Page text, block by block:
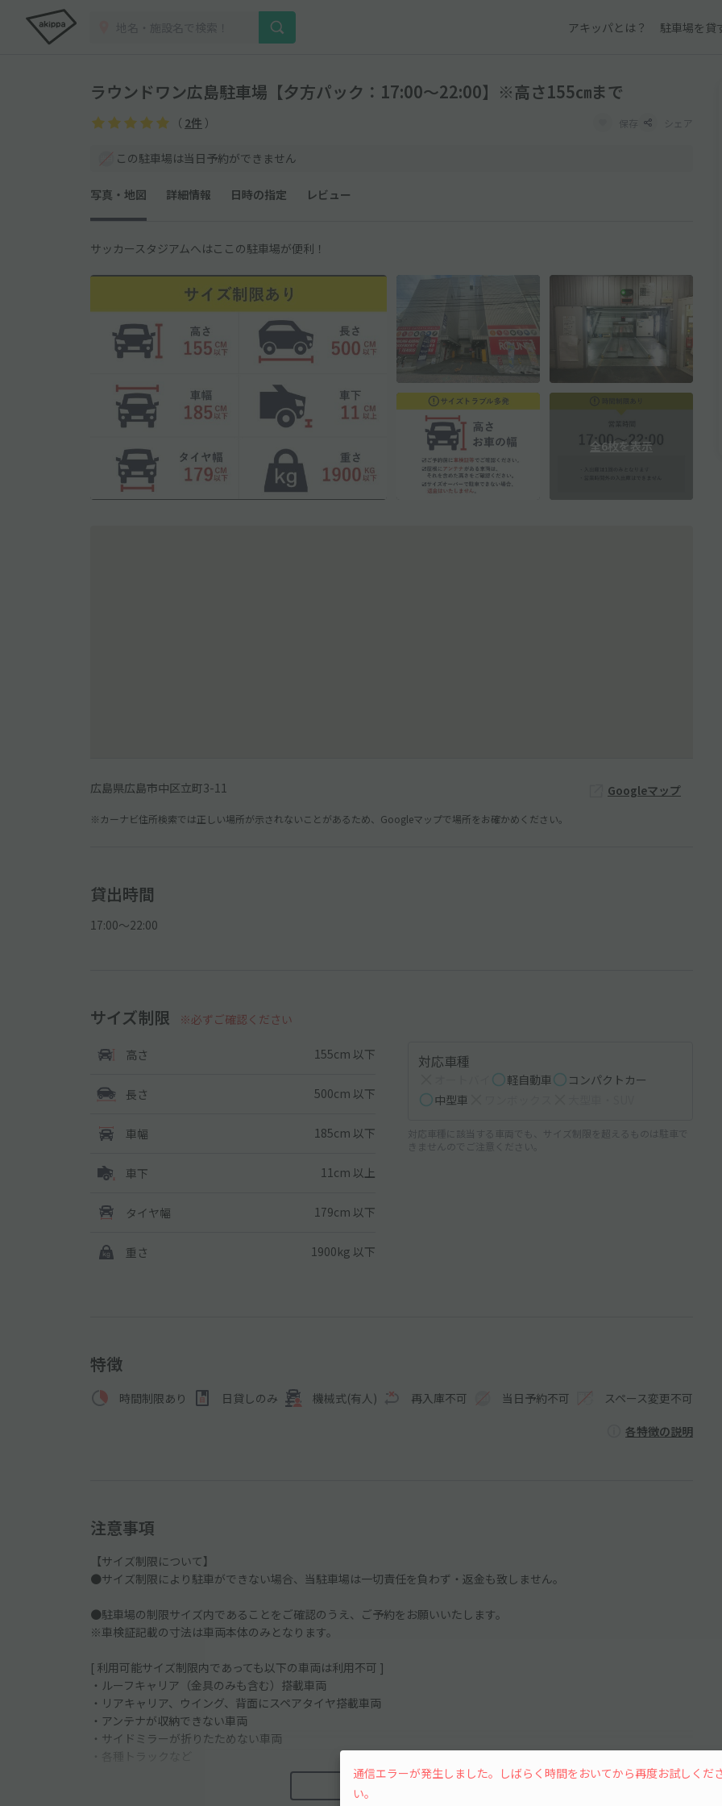
アキッパとは？ 駐車場を貸
ラウンドワン広島駐車場【夕方パック：17:00～22:00】※高さ155㎝まで
（ 2件 ） 保存 シェア
この駐車場は当日予約ができません
写真・地図 詳細情報 日時の指定 レビュー
サッカースタジアムへはここの駐車場が便利！
全6枚を表示
広島県広島市中区立町3-11 Googleマップ
※カーナビ住所検索では正しい場所が示されないことがあるため、Googleマップで場所をお確かめください。
貸出時間
17:00〜22:00
サイズ制限 ※必ずご確認ください
高さ 155cm 以下
長さ 500cm 以下
車幅 185cm 以下
車下 11cm 以上
タイヤ幅 179cm 以下
重さ 1900kg 以下
対応車種
軽自動車
コンパクトカー
中型車
対応車種に該当する車両でも、サイズ制限を超えるものは駐車で
きませんのでご注意ください。
特徴
時間制限あり 日貸しのみ 機械式(有人) 再入庫不可 当日予約不可 スペース変更不可
各特徴の説明
注意事項
【サイズ制限について】
●サイズ制限により駐車ができない場合、当駐車場は一切責任を負わず・返金も致しません。
●駐車場の制限サイズ内であることをご確認のうえ、ご予約をお願いいたします。
※車検証記載の寸法は車両本体のみとなります。
[ 利用可能サイズ制限内であっても以下の車両は利用不可 ]
・ルーフキャリア（金具のみも含む）搭載車両
・リアキャリア、ウイング、背面にスペアタイヤ搭載車両
・アンテナが収納できない車両
・サイドミラーが折りたためない車両
通信エラーが発生しました。しばらく時間をおいてから再度お試しくだ
い。